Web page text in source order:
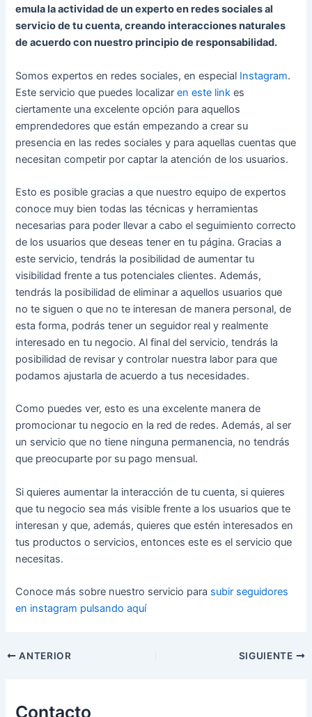
emula la actividad de un experto en redes sociales al
servicio de tu cuenta, creando interacciones naturales
de acuerdo con nuestro principio de responsabilidad.
Somos expertos en redes sociales, en especial Instagram.
Este servicio que puedes localizaren este link es
ciertamente una excelente opción para aquellos
emprendedores que están empezando a crear su
presencia en las redes sociales y para aquellas cuentas que
necesitan competir por captar la atención de los usuarios.
Esto es posible gracias a que nuestro equipo de expertos
conoce muy bien todas las técnicas y herramientas
necesarias para poder llevar a cabo el seguimiento correcto
de los usuarios que deseas tener en tu página. Gracias a
este servicio, tendrás la posibilidad de aumentar tu
visibilidad frente a tus potenciales clientes. Además,
tendrás la posibilidad de eliminar a aquellos usuarios que
no te siguen o que no te interesan de manera personal, de
esta forma, podrás tener un seguidor real y realmente
interesado en tu negocio. Al final del servicio, tendrás la
posibilidad de revisar y controlar nuestra labor para que
podamos ajustarla de acuerdo a tus necesidades.
Como puedes ver, esto es una excelente manera de
promocionar tu negocio en la red de redes. Además, al ser
un servicio que no tiene ninguna permanencia, no tendrás
que preocuparte por su pago mensual.
Si quieres aumentar la interacción de tu cuenta, si quieres
que tu negocio sea más visible frente a los usuarios que te
interesan y que, además, quieres que estén interesados en
tus productos o servicios, entonces este es el servicio que
necesitas.
Conoce más sobre nuestro servicio para subir seguidores
en instagram pulsando aquí
ANTERIOR SIGUIENTE
Contacto